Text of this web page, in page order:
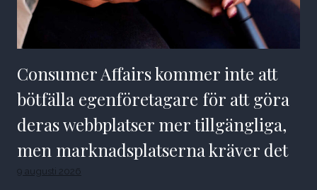
Consumer Affairs kommer inte att
bötfälla egenföretagare för att göra
deras webbplatser mer tillgängliga,
men marknadsplatserna kräver det
9 augusti 2026